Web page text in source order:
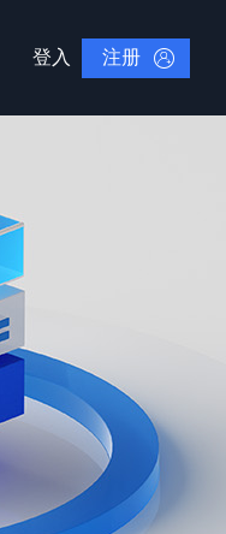
登入 注册